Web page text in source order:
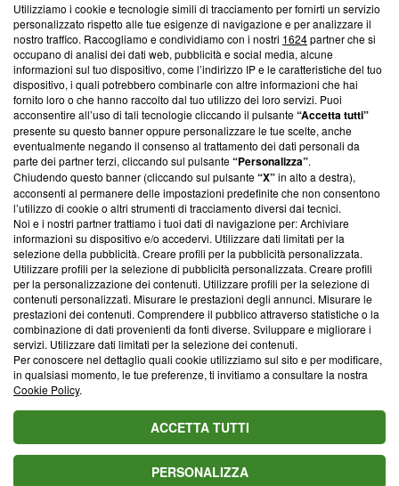
Questa sezione offre informazioni trasparenti su Blasting
News, sui nostri processi editoriali e su come ci impegniamo a
creare news di qualità. Inoltre, afferma la nostra aderenza a
‘Trust Project - News with Integrity’Blasting News non è
ancora membro del programma, ma ha richiesto di farne
parte; Trust Project non ha ancora effettuato una verifica di
conformità agli standard.
Su di noi
Team editoriale
Corporate
Redazione
Informativa Privacy
Cookie Policy
Blasting SA, IDI CHE-247.845.224, Via Carlo Frasca, 3 - 6900
Lugano (Svizzera) Tel:+39 0690258937
© 2026 Blasting News
Utilizziamo i cookie e tecnologie simili di tracciamento per fornirti un servizio
personalizzato rispetto alle tue esigenze di navigazione e per analizzare il
nostro traffico. Raccogliamo e condividiamo con i nostri 1624partner che si
occupano di analisi dei dati web, pubblicità e social media, alcune
informazioni sul tuo dispositivo, come l’indirizzo IP e le caratteristiche del tuo
dispositivo, i quali potrebbero combinarle con altre informazioni che hai
fornito loro o che hanno raccolto dal tuo utilizzo dei loro servizi. Puoi
acconsentire all’uso di tali tecnologie cliccando il pulsante“Accetta tutti”
presente su questo banner oppure personalizzare le tue scelte, anche
eventualmente negando il consenso al trattamento dei dati personali da
parte dei partner terzi, cliccando sul pulsante“Personalizza”.
Chiudendo questo banner (cliccando sul pulsante“X”in alto a destra),
acconsenti al permanere delle impostazioni predefinite che non consentono
l’utilizzo di cookie o altri strumenti di tracciamento diversi dai tecnici.
Noi e i nostri partner trattiamo i tuoi dati di navigazione per: Archiviare
informazioni su dispositivo e/o accedervi. Utilizzare dati limitati per la
selezione della pubblicità. Creare profili per la pubblicità personalizzata.
Utilizzare profili per la selezione di pubblicità personalizzata. Creare profili
per la personalizzazione dei contenuti. Utilizzare profili per la selezione di
contenuti personalizzati. Misurare le prestazioni degli annunci. Misurare le
prestazioni dei contenuti. Comprendere il pubblico attraverso statistiche o la
combinazione di dati provenienti da fonti diverse. Sviluppare e migliorare i
servizi. Utilizzare dati limitati per la selezione dei contenuti.
Per conoscere nel dettaglio quali cookie utilizziamo sul sito e per modificare,
in qualsiasi momento, le tue preferenze, ti invitiamo a consultare la nostra
Cookie Policy.
ACCETTA TUTTI
PERSONALIZZA